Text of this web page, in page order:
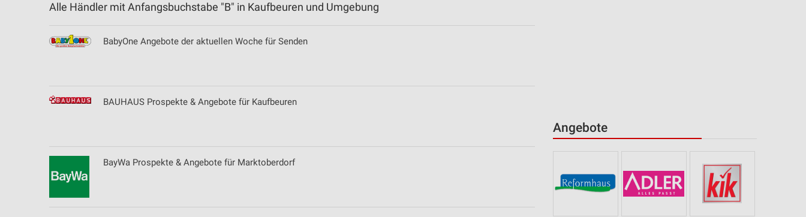
Angebote
Alle Händler mit Anfangsbuchstabe "B" in Kaufbeuren und Umgebung
BabyOne Angebote der aktuellen Woche für Senden
BAUHAUS Prospekte & Angebote für Kaufbeuren
BayWa Prospekte & Angebote für Marktoberdorf